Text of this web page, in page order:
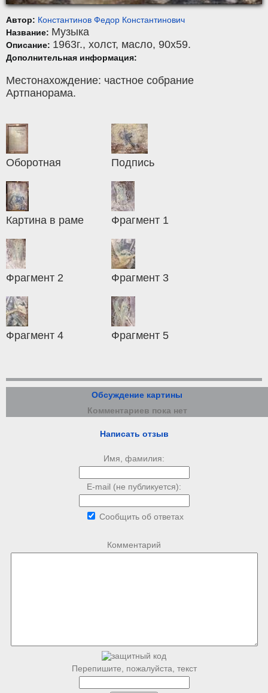
Автор: Константинов Федор Константинович
Название: Музыка
Описание: 1963г., холст, масло, 90x59.
Дополнительная информация:
Местонахождение: частное собрание
Артпанорама.
Оборотная Подпись
Картина в раме Фрагмент 1
Фрагмент 2 Фрагмент 3
Фрагмент 4 Фрагмент 5
Обсуждение картины
Комментариев пока нет
Написать отзыв
Имя, фамилия:
E-mail (не публикуется):
Сообщить об ответах
Комментарий
Перепишите, пожалуйста, текст